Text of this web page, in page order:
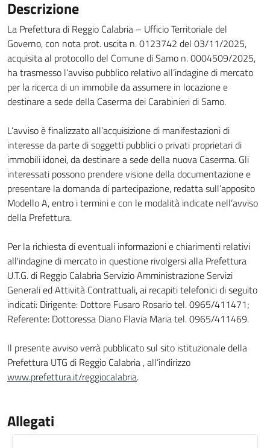
Descrizione
La Prefettura di Reggio Calabria – Ufficio Territoriale del
Governo, con nota prot. uscita n. 0123742 del 03/11/2025,
acquisita al protocollo del Comune di Samo n. 0004509/2025,
ha trasmesso l’avviso pubblico relativo all’indagine di mercato
per la ricerca di un immobile da assumere in locazione e
destinare a sede della Caserma dei Carabinieri di Samo.
L’avviso è finalizzato all’acquisizione di manifestazioni di
interesse da parte di soggetti pubblici o privati proprietari di
immobili idonei, da destinare a sede della nuova Caserma. Gli
interessati possono prendere visione della documentazione e
presentare la domanda di partecipazione, redatta sull’apposito
Modello A, entro i termini e con le modalità indicate nell’avviso
della Prefettura.
Per la richiesta di eventuali informazioni e chiarimenti relativi
all'indagine di mercato in questione rivolgersi alla Prefettura
U.T.G. di Reggio Calabria Servizio Amministrazione Servizi
Generali ed Attività Contrattuali, ai recapiti telefonici di seguito
indicati: Dirigente: Dottore Fusaro Rosario tel. 0965/411471;
Referente: Dottoressa Diano Flavia Maria tel. 0965/411469.
Il presente avviso verrà pubblicato sul sito istituzionale della
Prefettura UTG di Reggio Calabria , all’indirizzo
www.prefettura.it/reggiocalabria.
Allegati